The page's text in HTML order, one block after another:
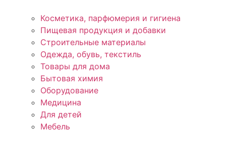
Косметика, парфюмерия и гигиена
Пищевая продукция и добавки
Строительные материалы
Одежда, обувь, текстиль
Товары для дома
Бытовая химия
Оборудование
Медицина
Для детей
Мебель